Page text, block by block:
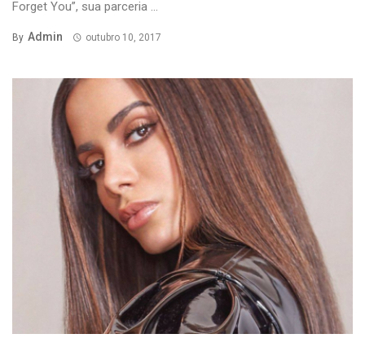
Forget You”, sua parceria ...
By Admin outubro 10, 2017